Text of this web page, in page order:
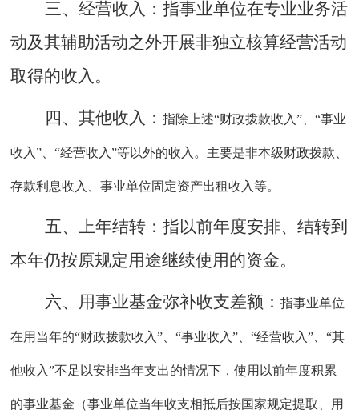
三、经营收入：指事业单位在专业业务活
动及其辅助活动之外开展非独立核算经营活动
取得的收入。
四、其他收入：指除上述“财政拨款收入”、“事业
收入”、“经营收入”等以外的收入。主要是非本级财政拨款、
存款利息收入、事业单位固定资产出租收入等。
五、上年结转：指以前年度安排、结转到
本年仍按原规定用途继续使用的资金。
六、用事业基金弥补收支差额：指事业单位
在用当年的“财政拨款收入”、“事业收入”、“经营收入”、“其
他收入”不足以安排当年支出的情况下，使用以前年度积累
的事业基金（事业单位当年收支相抵后按国家规定提取、用